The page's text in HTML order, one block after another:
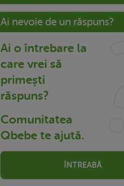
Ai nevoie de un răspuns?
Ai o întrebare la
care vrei să
primești
răspuns?
Comunitatea
Qbebe te ajută.
ÎNTREABĂ